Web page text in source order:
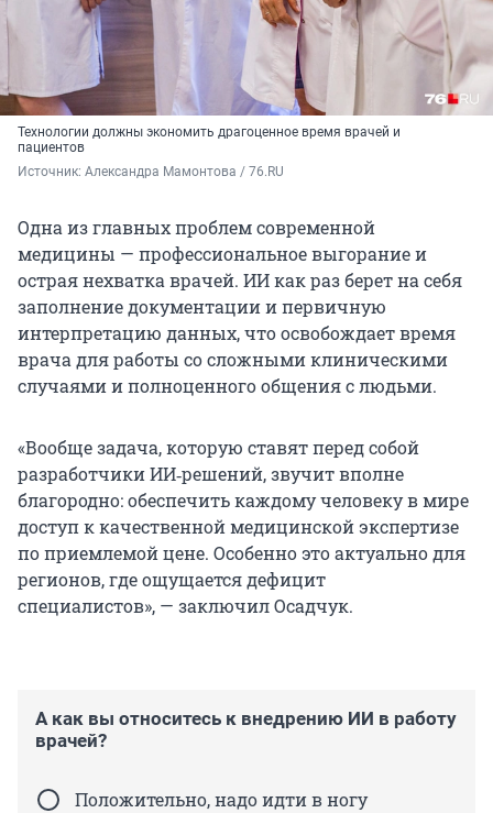
Технологии должны экономить драгоценное время врачей и
пациентов
Источник: Александра Мамонтова / 76.RU
Одна из главных проблем современной
медицины — профессиональное выгорание и
острая нехватка врачей. ИИ как раз берет на себя
заполнение документации и первичную
интерпретацию данных, что освобождает время
врача для работы со сложными клиническими
случаями и полноценного общения с людьми.
«Вообще задача, которую ставят перед собой
разработчики ИИ‑решений, звучит вполне
благородно: обеспечить каждому человеку в мире
доступ к качественной медицинской экспертизе
по приемлемой цене. Особенно это актуально для
регионов, где ощущается дефицит
специалистов», — заключил Осадчук.
А как вы относитесь к внедрению ИИ в работу
врачей?
Положительно, надо идти в ногу